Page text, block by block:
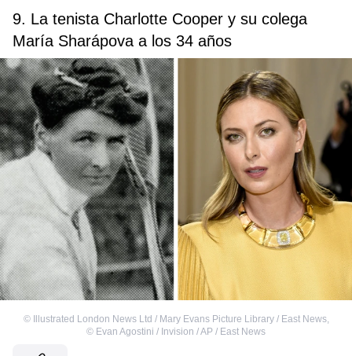
9. La tenista Charlotte Cooper y su colega
María Sharápova a los 34 años
© Illustrated London News Ltd / Mary Evans Picture Library / East News,
© Evan Agostini / Invision / AP / East News